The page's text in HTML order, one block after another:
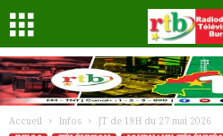
Accueil Infos
JT de 19H du 27 mai 2026